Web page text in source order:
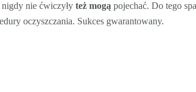
nie ćwiczyły też mogą pojechać. Do tego
oczyszczania. Sukces gwarantowany.